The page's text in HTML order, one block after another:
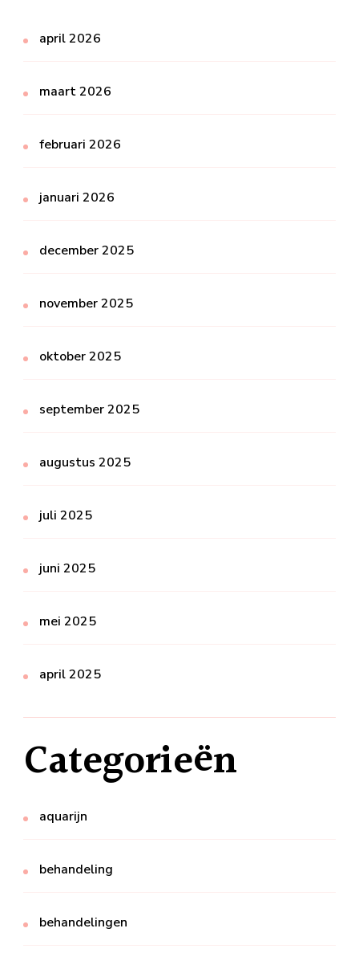
april 2026
maart 2026
februari 2026
januari 2026
december 2025
november 2025
oktober 2025
september 2025
augustus 2025
juli 2025
juni 2025
mei 2025
april 2025
Categorieën
aquarijn
behandeling
behandelingen